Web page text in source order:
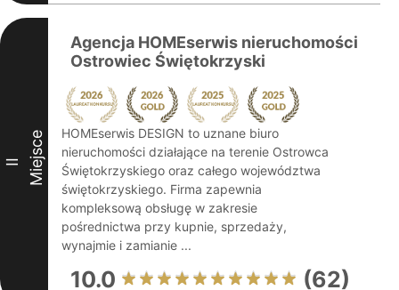
II Miejsce
Agencja HOMEserwis nieruchomości
Ostrowiec Świętokrzyski
HOMEserwis DESIGN to uznane biuro
nieruchomości działające na terenie Ostrowca
Świętokrzyskiego oraz całego województwa
świętokrzyskiego. Firma zapewnia
kompleksową obsługę w zakresie
pośrednictwa przy kupnie, sprzedaży,
wynajmie i zamianie ...
10.0 (62)